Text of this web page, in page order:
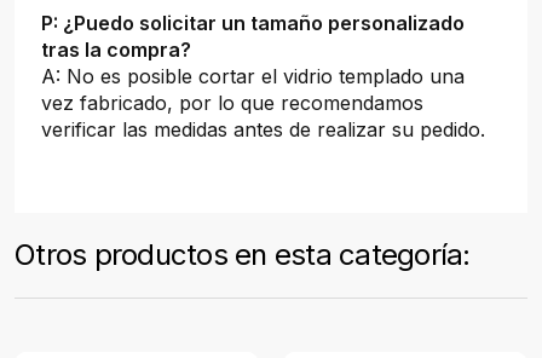
P: ¿Puedo solicitar un tamaño personalizado
tras la compra?
A: No es posible cortar el vidrio templado una
vez fabricado, por lo que recomendamos
verificar las medidas antes de realizar su pedido.
Otros productos en esta categoría: